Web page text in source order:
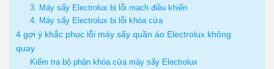
3. Máy sấy Electrolux bị lỗi mạch điều khiển
4. Máy sấy Electrolux bị lỗi khóa cửa
4 gợi ý khắc phục lỗi máy sấy quần áo Electrolux không
quay
Kiểm tra bộ phận khóa cửa máy sấy Electrolux